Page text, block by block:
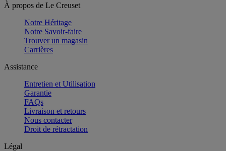
À propos de Le Creuset
Notre Héritage
Notre Savoir-faire
Trouver un magasin
Carrières
Assistance
Entretien et Utilisation
Garantie
FAQs
Livraison et retours
Nous contacter
Droit de rétractation
Légal